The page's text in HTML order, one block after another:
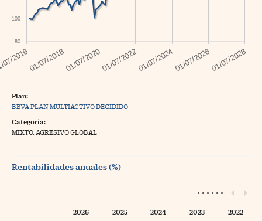
80
100
Plan:
BBVA PLAN MULTIACTIVO DECIDIDO
Categoría:
MIXTO. AGRESIVO GLOBAL
Rentabilidades anuales (%)
2026 2025 2024 2023 2022